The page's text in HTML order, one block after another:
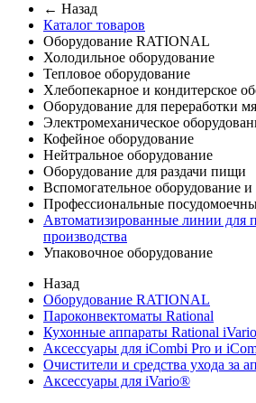
← Назад
Каталог товаров
Оборудование RATIONAL
Холодильное оборудование
Тепловое оборудование
Хлебопекарное и кондитерское
Оборудование для переработки
Электромеханическое
Кофейное оборудование
Нейтральное оборудование
Оборудование для раздачи пищи
Вспомогательное оборудование
Профессиональные
Автоматизированные линии для
производства
Упаковочное оборудование
Назад
Оборудование RATIONAL
Пароконвектоматы Rational
Кухонные аппараты Rational iVario
Аксессуары для iCombi Pro и
Очистители и средства ухода за
Аксессуары для iVario®